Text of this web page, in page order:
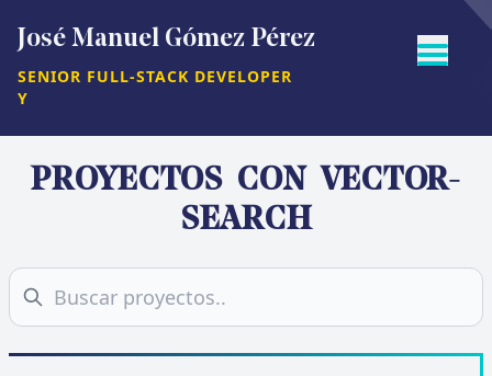
José Manuel Gómez Pérez
SENIOR FULL-STACK DEVELOPER
Y
PROYECTOS CON VECTOR-
SEARCH